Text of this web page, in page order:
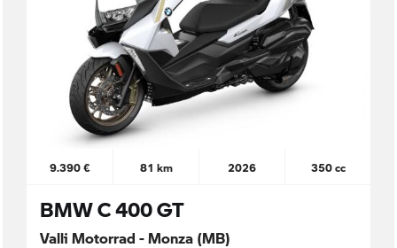
9.390 € 81 km 2026 350 cc
BMW C 400 GT
Valli Motorrad - Monza (MB)